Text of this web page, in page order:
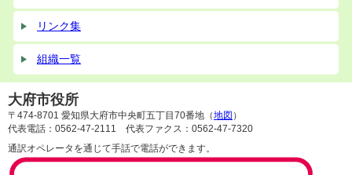
リンク集
組織一覧
大府市役所
〒474-8701 愛知県大府市中央町五丁目70番地（地図 ）
代表電話：0562-47-2111 代表ファクス：0562-47-7320
通訳オペレータを通じて手話で電話ができます。